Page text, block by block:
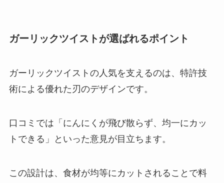
ガーリックツイストが選ばれるポイント
ガーリックツイストの人気を支えるのは、特許技
術による優れた刃のデザインです。
口コミでは「にんにくが飛び散らず、均一にカッ
トできる」といった意見が目立ちます。
この設計は、食材が均等にカットされることで料